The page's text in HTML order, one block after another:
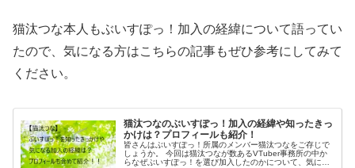
猫汰つな本人もぶいすぽっ！加入の経緯について語ってい
たので、気になる方はこちらの記事もぜひ参考にしてみて
ください。
猫汰つなのぶいすぽっ！加入の経緯や知ったきっ
かけは？プロフィールも紹介！
皆さんはぶいすぽっ！所属のメンバー猫汰つなをご存じで
しょうか。 今回は猫汰つなが数あるVTuber事務所の中か
らなぜぶいすぽっ！を選び加入したのかについて、気にな